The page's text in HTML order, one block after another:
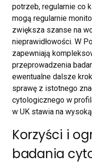
potrzeb, regularnie co
mogą regularnie
zwiększa szanse na
nieprawidłowości. W
zapewniają
przeprowadzenia
ewentualne dalsze
sprawę z istotnego
cytologicznego w
w UK stawia na
Korzyści i
badania